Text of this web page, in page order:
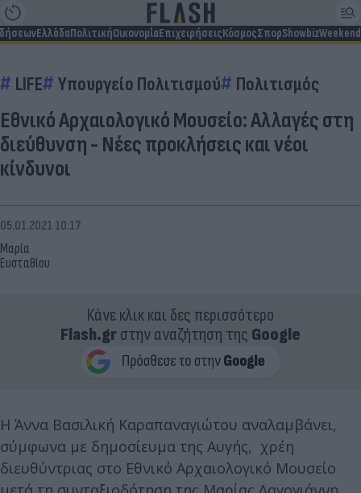
ΕλλάδαΠολιτικήΟικονομίαΕπιχειρήσειςΚόσμοςΣπορShowbizWeekend
LIFE Υπουργείο Πολιτισμού Πολιτισμός
Εθνικό Αρχαιολογικό Μουσείο: Αλλαγές στη
διεύθυνση - Νέες προκλήσεις και νέοι
κίνδυνοι
Μαρία
Ευσταθίου
05.01.2021 10:17
Κάνε κλικ και δες περισσότερο
Flash.grστην αναζήτηση της Google
Η Άννα Βασιλική Καραπαναγιώτου αναλαμβάνει,
σύμφωνα με δημοσίευμα της Αυγής, χρέη
διευθύντριας στο Εθνικό Αρχαιολογικό Μουσείο